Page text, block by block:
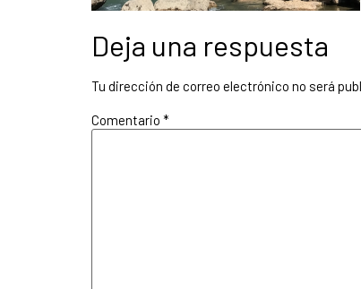
Deja una respuesta
Tu dirección de correo electrónico no será
Comentario *